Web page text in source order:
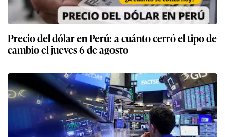
Precio del dólar en Perú: a cuánto cerró el tipo de
cambio el jueves 6 de agosto